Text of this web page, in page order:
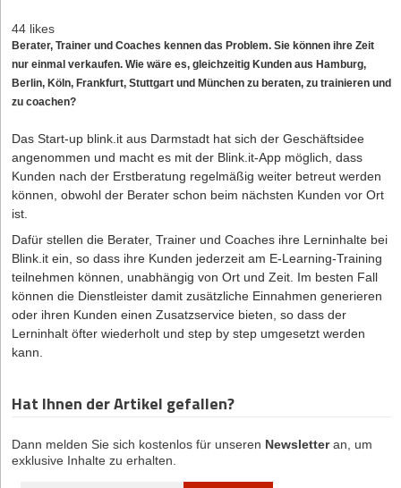
44 likes
Berater, Trainer und Coaches kennen das Problem. Sie können ihre Zeit
nur einmal verkaufen. Wie wäre es, gleichzeitig Kunden aus Hamburg,
Berlin, Köln, Frankfurt, Stuttgart und München zu beraten, zu trainieren und
zu coachen?
Das Start-up blink.it aus Darmstadt hat sich der Geschäftsidee
angenommen und macht es mit der Blink.it-App möglich, dass
Kunden nach der Erstberatung regelmäßig weiter betreut werden
können, obwohl der Berater schon beim nächsten Kunden vor Ort
ist.
Dafür stellen die Berater, Trainer und Coaches ihre Lerninhalte bei
Blink.it ein, so dass ihre Kunden jederzeit am E-Learning-Training
teilnehmen können, unabhängig von Ort und Zeit. Im besten Fall
können die Dienstleister damit zusätzliche Einnahmen generieren
oder ihren Kunden einen Zusatzservice bieten, so dass der
Lerninhalt öfter wiederholt und step by step umgesetzt werden
kann.
Hat Ihnen der Artikel gefallen?
Dann melden Sie sich kostenlos für unseren Newsletteran, um
exklusive Inhalte zu erhalten.